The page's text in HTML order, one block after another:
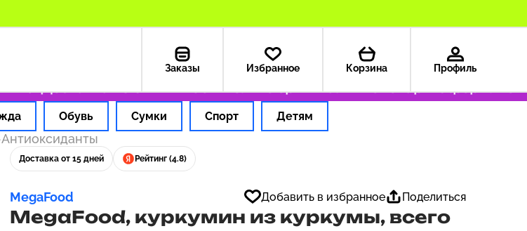
Заказы Избранное Корзина Профиль
Доставка из США — 199 ₽ Только оригинальные товары Оформляем
Обувь Сумки Спорт Детям
Антиоксиданты
Доставка от 15 дней Рейтинг (4.8)
MegaFood Добавить в избранное Поделиться
MegaFood, куркумин из куркумы, всего